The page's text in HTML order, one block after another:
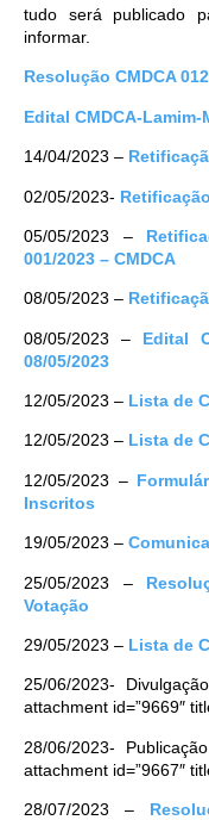
tudo será publicado
informar.
Resolução CMDCA
Edital CMDCA-Lamim-
14/04/2023 –
02/05/2023-
05/05/2023 –
001/2023 – CMDCA
08/05/2023 –
08/05/2023 – Edital
08/05/2023
12/05/2023 – Lista de
12/05/2023 – Lista de
12/05/2023 –
Inscritos
19/05/2023 –
25/05/2023 –
Votação
29/05/2023 – Lista de
25/06/2023-
attachment id=”9669″
28/06/2023-
attachment id=”9667″
28/07/2023 –